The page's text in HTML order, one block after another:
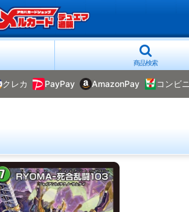
商品検索
クレカ PayPay AmazonPay コンビニ